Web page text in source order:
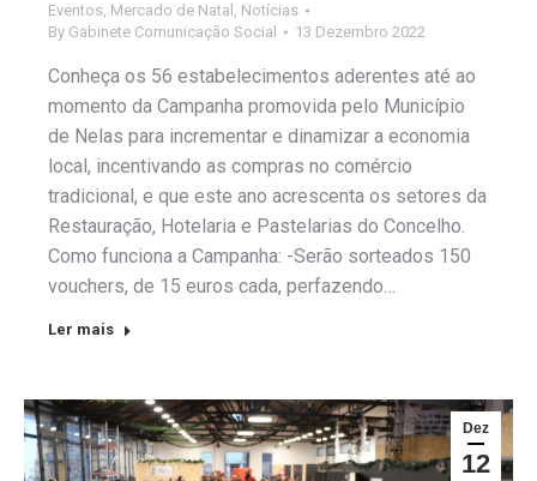
Eventos, Mercado de Natal , Notícias
By Gabinete Comunicação Social 13 Dezembro 2022
Conheça os 56 estabelecimentos aderentes até ao
momento da Campanha promovida pelo Município
de Nelas para incrementar e dinamizar a economia
local, incentivando as compras no comércio
tradicional, e que este ano acrescenta os setores da
Restauração, Hotelaria e Pastelarias do Concelho.
Como funciona a Campanha: -Serão sorteados 150
vouchers, de 15 euros cada, perfazendo…
Ler mais
Dez
12